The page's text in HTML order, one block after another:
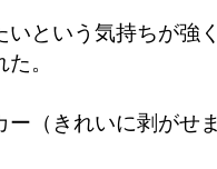
いという気持ちが強
。
ー（きれいに剥がせ